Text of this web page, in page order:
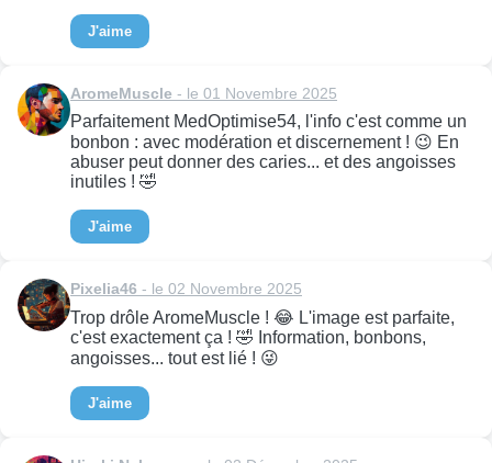
J'aime
AromeMuscle - le 01 Novembre 2025
Parfaitement MedOptimise54, l'info c'est comme un
bonbon : avec modération et discernement ! 😉 En
abuser peut donner des caries... et des angoisses
inutiles ! 🤣
J'aime
Pixelia46 - le 02 Novembre 2025
Trop drôle AromeMuscle ! 😂 L'image est parfaite,
c'est exactement ça ! 🤣 Information, bonbons,
angoisses... tout est lié ! 😜
J'aime